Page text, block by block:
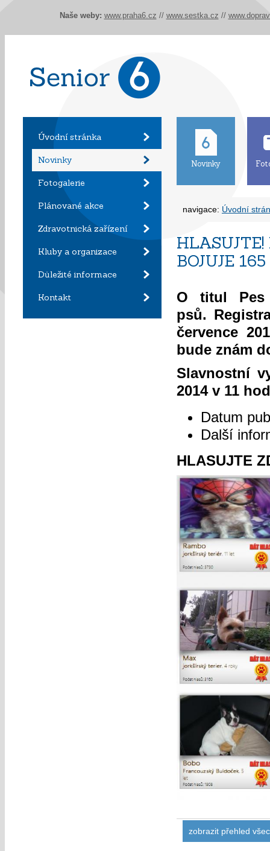
Úvodní stránka
Novinky
Fotogalerie
Plánované akce
Zdravotnická zařízení
Kluby a organizace
Důležité informace
Kontakt
Novinky
navigace: Úvodní
BOJUJE 165
O titul Pes
psů.
července
bude znám
Slavnostní
2014 v 11
Datum
Další
HLASUJTE
zobrazit přehled
Naše weby: www.praha6.cz // www.sestka.cz //